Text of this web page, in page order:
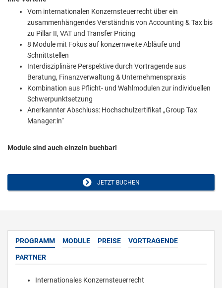
Vom internationalen Konzernsteuerrecht über ein
zusammenhängendes Verständnis von Accounting & Tax bis
zu Pillar II, VAT und Transfer Pricing
8 Module mit Fokus auf konzernweite Abläufe und
Schnittstellen
Interdisziplinäre Perspektive durch Vortragende aus
Beratung, Finanzverwaltung & Unternehmenspraxis
Kombination aus Pflicht- und Wahlmodulen zur individuellen
Schwerpunktsetzung
Anerkannter Abschluss: Hochschulzertifikat „Group Tax
Manager:in“
Module sind auch einzeln buchbar!
JETZT BUCHEN
PROGRAMM MODULE PREISE VORTRAGENDE
PARTNER
Internationales Konzernsteuerrecht